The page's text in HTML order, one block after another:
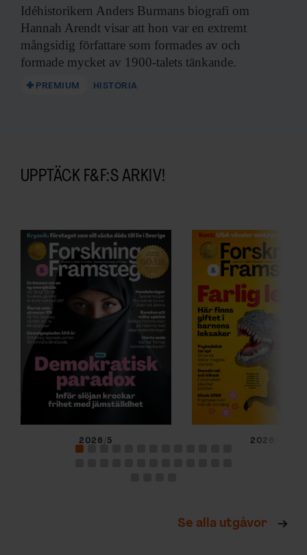
Idéhistorikern Anders Burmans biografi om
Hannah Arendt visar att hon var en extremt
mångsidig författare som formades av och
formade mycket av 1900-talets tänkande.
PREMIUM HISTORIA
UPPTÄCK F&F:S ARKIV!
2026/5 2026/4
Se alla utgåvor